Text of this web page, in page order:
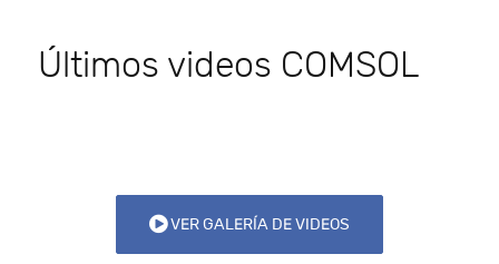
Últimos videos COMSOL
VER GALERÍA DE VIDEOS